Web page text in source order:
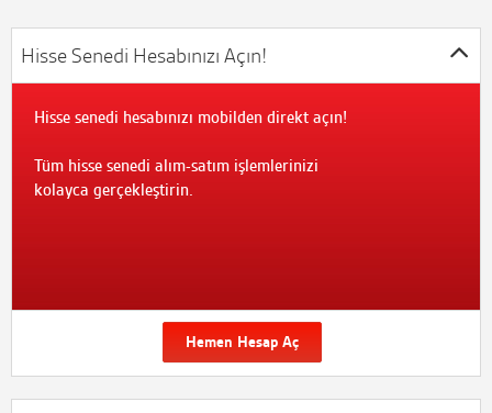
Hisse Senedi Hesabınızı Açın!
Hisse senedi hesabınızı mobilden direkt açın!
Tüm hisse senedi alım-satım işlemlerinizi
kolayca gerçekleştirin.
Hemen Hesap Aç